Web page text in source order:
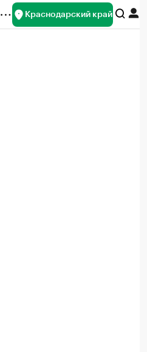
Краснодарский край